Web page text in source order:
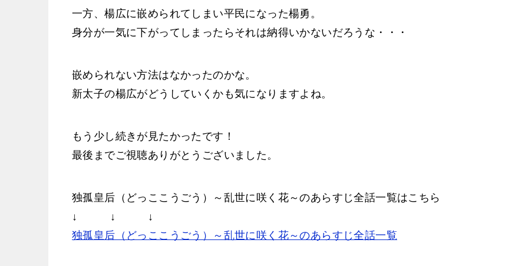
一方、楊広に嵌められてしまい平民になった楊勇。
身分が一気に下がってしまったらそれは納得いかないだろうな・・・
嵌められない方法はなかったのかな。
新太子の楊広がどうしていくかも気になりますよね。
もう少し続きが見たかったです！
最後までご視聴ありがとうございました。
独孤皇后（どっここうごう）～乱世に咲く花～のあらすじ全話一覧はこちら
↓ ↓ ↓
独孤皇后（どっここうごう）～乱世に咲く花～のあらすじ全話一覧